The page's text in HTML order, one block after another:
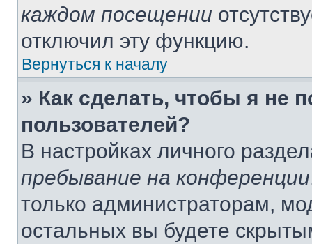
каждом посещении
отключил эту функцию.
Вернуться к началу
» Как сделать, чтобы я не
пользователей?
В настройках личного
пребывание на конференции
только администраторам,
остальных вы будете